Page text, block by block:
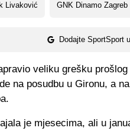
Livaković GNK Dinamo Zagreb
Dodajte SportSport
veliku grešku
na posudbu u Gironu, a
je mjesecima, ali u